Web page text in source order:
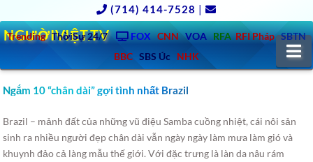
(714) 414-7528 |
Trending ThờiSự 24/7 FOX CNN VOA RFA RFI Pháp SBTN
BBC SBS Úc NHK
NGƯỜIVIỆT.TV
Ngắm 10 “chân dài” gợi tình nhất Brazil
Brazil – mảnh đất của những vũ điệu Samba cuồng nhiệt, cái nôi sản
sinh ra nhiều người đẹp chân dài vẫn ngày ngày làm mưa làm gió và
khuynh đảo cả làng mẫu thế giới. Với đặc trưng là làn da nâu rám